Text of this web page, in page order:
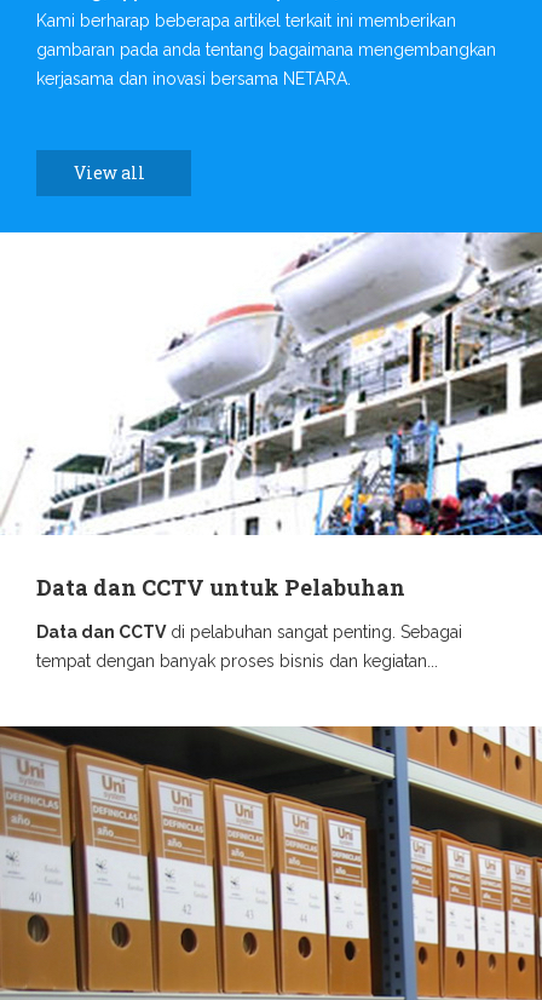
Kami berharap beberapa artikel terkait ini memberikan
gambaran pada anda tentang bagaimana mengembangkan
kerjasama dan inovasi bersama NETARA.
View all
Data dan CCTV untuk Pelabuhan
Data dan CCTVdi pelabuhan sangat penting. Sebagai
tempat dengan banyak proses bisnis dan kegiatan...